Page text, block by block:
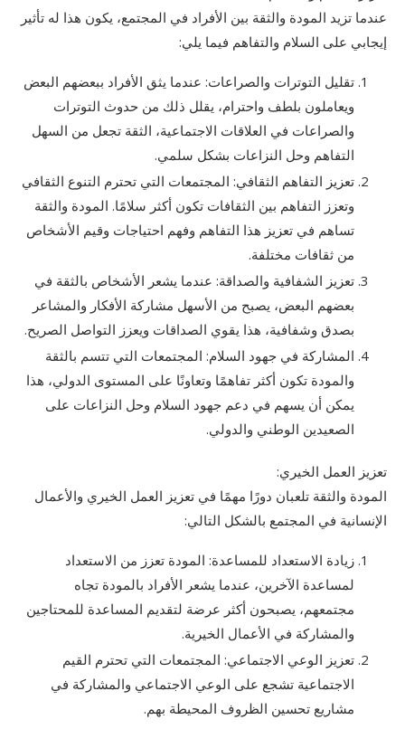
عندما تزيد المودة والثقة بين الأفراد في المجتمع، يكون هذا له تأثير
إيجابي على السلام والتفاهم فيما يلي:
تقليل التوترات والصراعات: عندما يثق الأفراد ببعضهم البعض
ويعاملون بلطف واحترام، يقلل ذلك من حدوث التوترات
والصراعات في العلاقات الاجتماعية، الثقة تجعل من السهل
التفاهم وحل النزاعات بشكل سلمي.
تعزيز التفاهم الثقافي: المجتمعات التي تحترم التنوع الثقافي
وتعزز التفاهم بين الثقافات تكون أكثر سلامًا. المودة والثقة
تساهم في تعزيز هذا التفاهم وفهم احتياجات وقيم الأشخاص
من ثقافات مختلفة.
تعزيز الشفافية والصداقة: عندما يشعر الأشخاص بالثقة في
بعضهم البعض، يصبح من الأسهل مشاركة الأفكار والمشاعر
بصدق وشفافية، هذا يقوي الصداقات ويعزز التواصل الصريح.
المشاركة في جهود السلام: المجتمعات التي تتسم بالثقة
والمودة تكون أكثر تفاهمًا وتعاونًا على المستوى الدولي، هذا
يمكن أن يسهم في دعم جهود السلام وحل النزاعات على
الصعيدين الوطني والدولي.
تعزيز العمل الخيري:
المودة والثقة تلعبان دورًا مهمًا في تعزيز العمل الخيري والأعمال
الإنسانية في المجتمع بالشكل التالي:
زيادة الاستعداد للمساعدة: المودة تعزز من الاستعداد
لمساعدة الآخرين، عندما يشعر الأفراد بالمودة تجاه
مجتمعهم، يصبحون أكثر عرضة لتقديم المساعدة للمحتاجين
والمشاركة في الأعمال الخيرية.
تعزيز الوعي الاجتماعي: المجتمعات التي تحترم القيم
الاجتماعية تشجع على الوعي الاجتماعي والمشاركة في
مشاريع تحسين الظروف المحيطة بهم.